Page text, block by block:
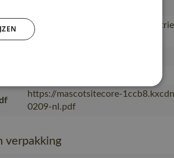
Bouw en installatie, Lichte
waterbouw en industrie
https://mascotsitecore-
0209-nl.pdf
verpakking